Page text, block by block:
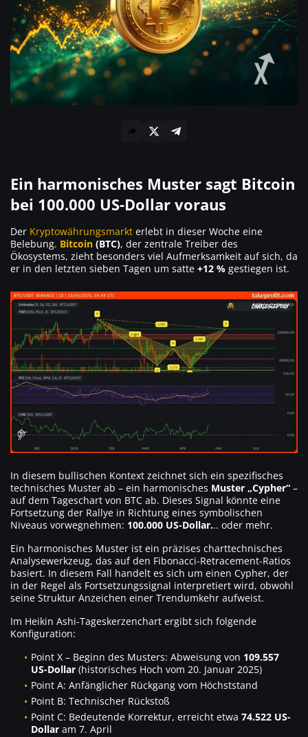
Ein harmonisches Muster sagt Bitcoin
bei 100.000 US-Dollar voraus
Der Kryptowährungsmarkt erlebt in dieser Woche eine
Belebung. Bitcoin (BTC), der zentrale Treiber des
Ökosystems, zieht besonders viel Aufmerksamkeit auf sich, da
er in den letzten sieben Tagen um satte +12 % gestiegen ist.
In diesem bullischen Kontext zeichnet sich ein spezifisches
technisches Muster ab – ein harmonisches Muster „Cypher“ –
auf dem Tageschart von BTC ab. Dieses Signal könnte eine
Fortsetzung der Rallye in Richtung eines symbolischen
Niveaus vorwegnehmen: 100.000 US-Dollar... oder mehr.
Ein harmonisches Muster ist ein präzises charttechnisches
Analysewerkzeug, das auf den Fibonacci-Retracement-Ratios
basiert. In diesem Fall handelt es sich um einen Cypher, der
in der Regel als Fortsetzungssignal interpretiert wird, obwohl
seine Struktur Anzeichen einer Trendumkehr aufweist.
Im Heikin Ashi-Tageskerzenchart ergibt sich folgende
Konfiguration:
Point X – Beginn des Musters: Abweisung von 109.557
US-Dollar (historisches Hoch vom 20. Januar 2025)
Point A: Anfänglicher Rückgang vom Höchststand
Point B: Technischer Rückstoß
Point C: Bedeutende Korrektur, erreicht etwa 74.522 US-
Dollar am 7. April